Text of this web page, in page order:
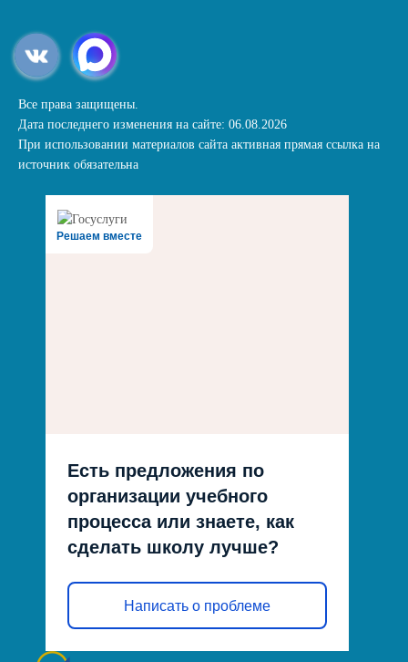
Все права защищены.
Дата последнего изменения на сайте: 06.08.2026
При использовании материалов сайта активная прямая ссылка на
источник обязательна
Решаем вместе
Есть предложения по
организации учебного
процесса или знаете, как
сделать школу лучше?
Написать о проблеме